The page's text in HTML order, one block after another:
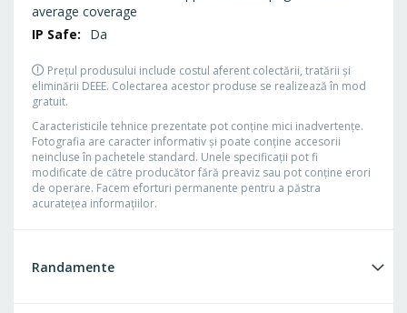
average coverage
Da
Prețul produsului include costul aferent colectării, tratării și
eliminării DEEE. Colectarea acestor produse se realizează în mod
gratuit.
Caracteristicile tehnice prezentate pot conţine mici inadvertenţe.
Fotografia are caracter informativ şi poate conţine accesorii
neincluse în pachetele standard. Unele specificaţii pot fi
modificate de către producător fără preaviz sau pot conţine erori
de operare. Facem eforturi permanente pentru a păstra
acurateţea informaţiilor.
Randamente